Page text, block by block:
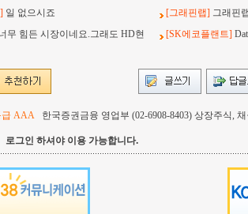
일 없으시죠 [그래핀랩] 그래핀
무 힘든 시장이네요.그래도 HD현 [SK에코플랜트]
급 AAA 한국증권금융 영업부 (02-6908-8403) 상장주식,
로그인 하셔야 이용 가능합니다.